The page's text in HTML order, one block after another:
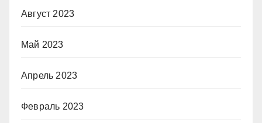
Август 2023
Май 2023
Апрель 2023
Февраль 2023